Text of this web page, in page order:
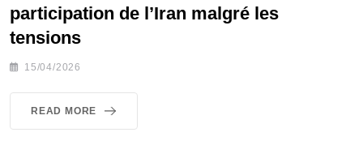
participation de l’Iran malgré les
tensions
15/04/2026
READ MORE